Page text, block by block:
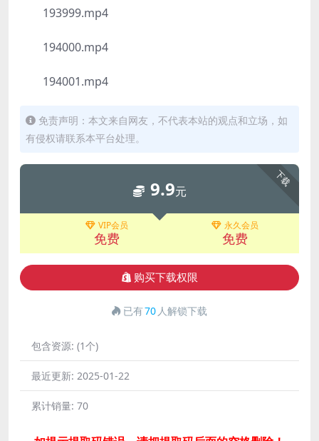
193999.mp4
194000.mp4
194001.mp4
免责声明：本文来自网友，不代表本站的观点和立场，如
有侵权请联系本平台处理。
下载
9.9元
VIP会员
免费
永久会员
免费
购买下载权限
已有70 人解锁下载
包含资源: (1个)
最近更新: 2025-01-22
累计销量: 70